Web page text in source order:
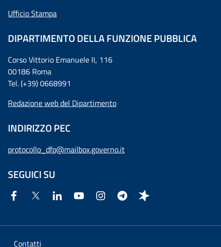
Ufficio Stampa
DIPARTIMENTO DELLA FUNZIONE PUBBLICA
Corso Vittorio Emanuele II, 116
00186 Roma
Tel. (+39) 0668991
Redazione web del Dipartimento
INDIRIZZO PEC
protocollo_dfp@mailbox.governo.it
SEGUICI SU
Contatti